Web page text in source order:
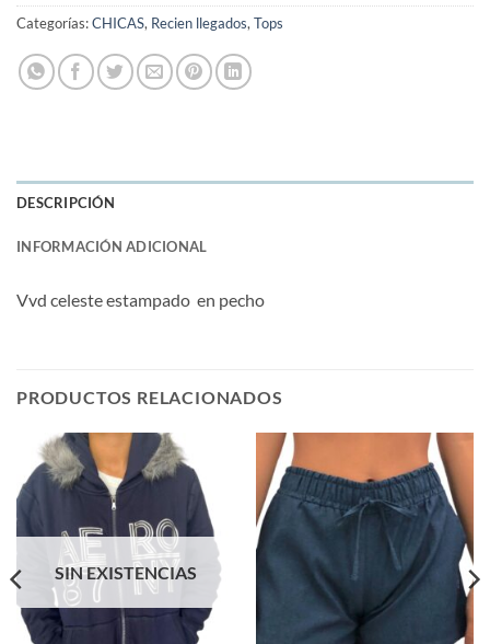
Categorías:CHICAS, Recien llegados, Tops
DESCRIPCIÓN
INFORMACIÓN ADICIONAL
Vvd celeste estampado en pecho
PRODUCTOS RELACIONADOS
SIN EXISTENCIAS